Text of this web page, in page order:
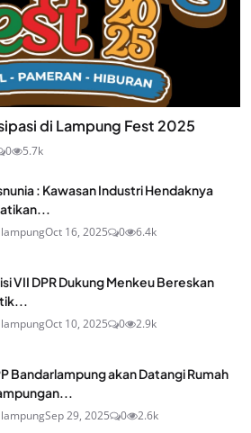
di Lampung Fest 2025
0 5.7k
: Kawasan Industri Hendaknya
Oct 16, 2025 0 6.4k
VII DPR Dukung Menkeu Bereskan
Oct 10, 2025 0 2.9k
Bandarlampung akan Datangi Rumah
Sep 29, 2025 0 2.6k